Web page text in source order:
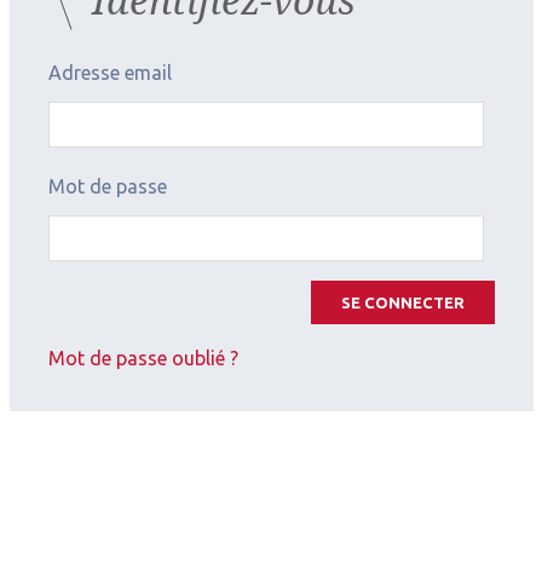
Adresse email
Mot de passe
SE CONNECTER
Mot de passe oublié ?